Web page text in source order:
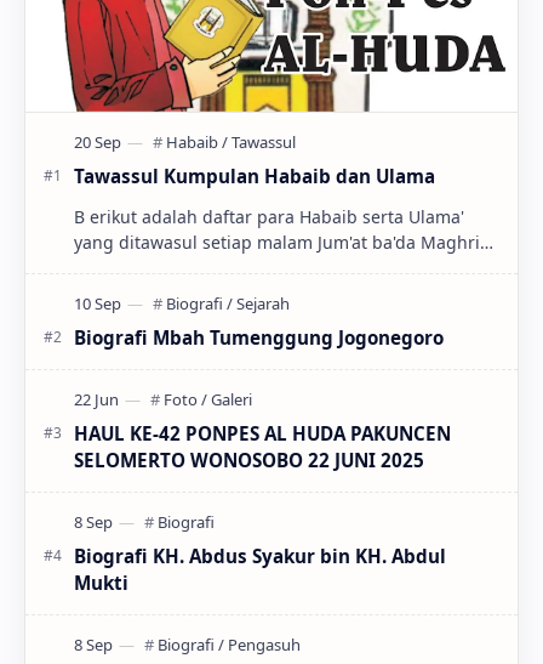
Tawassul Kumpulan Habaib dan Ulama
B erikut adalah daftar para Habaib serta Ulama'
yang ditawasul setiap malam Jum'at ba'da Maghrib
di Masjid Roudloh Pondok Pesantren AL…
Biografi Mbah Tumenggung Jogonegoro
HAUL KE-42 PONPES AL HUDA PAKUNCEN
SELOMERTO WONOSOBO 22 JUNI 2025
Biografi KH. Abdus Syakur bin KH. Abdul
Mukti